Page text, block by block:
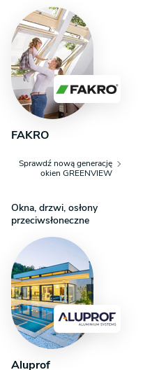
FAKRO
Sprawdź nową generację
okien GREENVIEW
Okna, drzwi, osłony
przeciwsłoneczne
Aluprof